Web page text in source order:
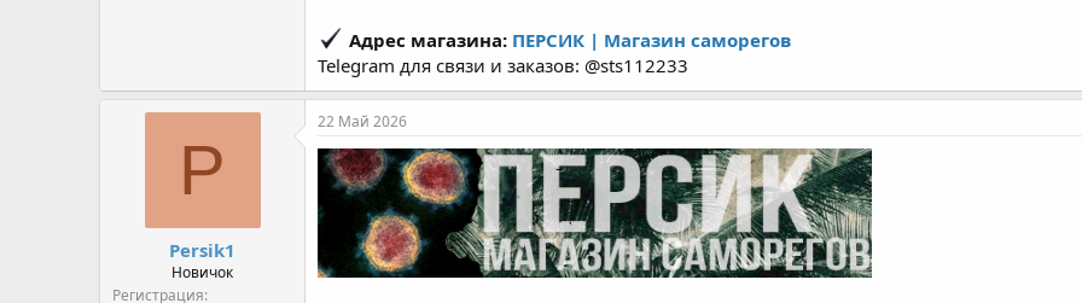
Адрес магазина: ПЕРСИК | Магазин саморегов
Telegram для связи и заказов: @sts112233
P
Persik1
Новичок
Регистрация
22 Май 2026